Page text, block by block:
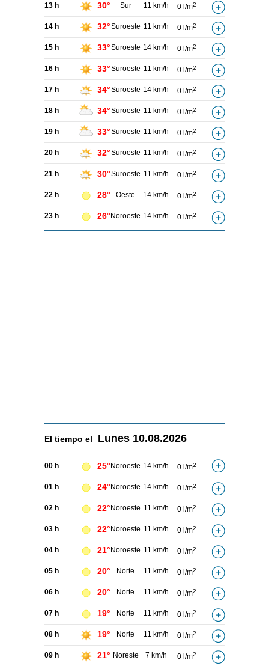
13 h 30° Sur 11 km/h 0 l/m2
14 h 32°Suroeste 11 km/h 0 l/m2
15 h 33°Suroeste 14 km/h 0 l/m2
16 h 33°Suroeste 11 km/h 0 l/m2
17 h 34°Suroeste 14 km/h 0 l/m2
18 h 34°Suroeste 11 km/h 0 l/m2
19 h 33°Suroeste 11 km/h 0 l/m2
20 h 32°Suroeste 11 km/h 0 l/m2
21 h 30°Suroeste 11 km/h 0 l/m2
22 h 28° Oeste 14 km/h 0 l/m2
23 h 26° Noroeste 14 km/h 0 l/m2
El tiempo el Lunes 10.08.2026
00 h 25° Noroeste 14 km/h 0 l/m2
01 h 24° Noroeste 14 km/h 0 l/m2
02 h 22° Noroeste 11 km/h 0 l/m2
03 h 22° Noroeste 11 km/h 0 l/m2
04 h 21° Noroeste 11 km/h 0 l/m2
05 h 20° Norte 11 km/h 0 l/m2
06 h 20° Norte 11 km/h 0 l/m2
07 h 19° Norte 11 km/h 0 l/m2
08 h 19° Norte 11 km/h 0 l/m2
09 h 21° Noreste 7 km/h 0 l/m2